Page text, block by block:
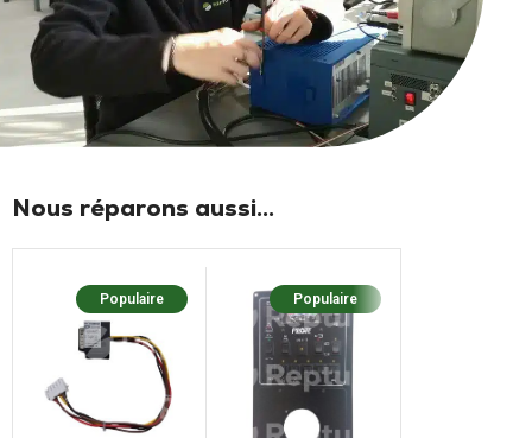
Nous réparons aussi...
Populaire Populaire